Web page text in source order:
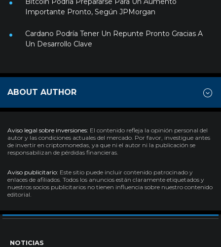
Importante Pronto, Según JPMorgan
Cardano Podría Tener Un Repunte Pronto Gracias A
Un Desarrollo Clave
ABOUT AUTHOR
Aviso legal sobre inversiones: El contenido refleja la opinión personal del
autor y las condiciones actuales del mercado. Por favor, investigue antes
de invertir en criptomonedas, ya que ni el autor ni la publicación se
responsabilizan de pérdidas financieras.
Aviso publicitario: Este sitio puede incluir contenido patrocinado y
enlaces de afiliados. Todos los anuncios están claramente etiquetados y
nuestros socios publicitarios no tienen influencia sobre nuestro contenido
editorial.
NOTICIAS